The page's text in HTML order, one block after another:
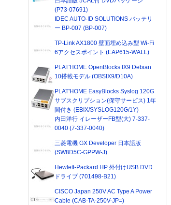
(P73-07691)
IDEC AUTO-ID SOLUTIONS バッテリ
ー BP-007 (BP-007)
TP-Link AX1800 壁面埋め込み型 Wi-Fi
6アクセスポイント (EAP615-WALL)
PLAT'HOME OpenBlocks IX9 Debian
10搭載モデル (OBSIX9/D10A)
PLAT'HOME EasyBlocks Syslog 120G
サブスクリプション(保守サービス) 1年
間付き (EBIX/SYSLOG120G/1Y)
内田洋行 イレーザーFB型(大) 7-337-
0040 (7-337-0040)
三菱電機 GX Developer 日本語版
(SW8D5C-GPPW-J)
Hewlett-Packard HP 外付けUSB DVD
ドライブ (701498-B21)
CISCO Japan 250V AC Type A Power
Cable (CAB-TA-250V-JP=)